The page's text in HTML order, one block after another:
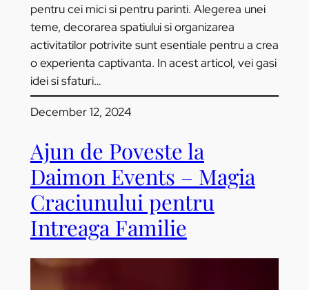
pentru cei mici si pentru parinti. Alegerea unei
teme, decorarea spatiului si organizarea
activitatilor potrivite sunt esentiale pentru a crea
o experienta captivanta. In acest articol, vei gasi
idei si sfaturi…
December 12, 2024
Ajun de Poveste la
Daimon Events – Magia
Craciunului pentru
Intreaga Familie